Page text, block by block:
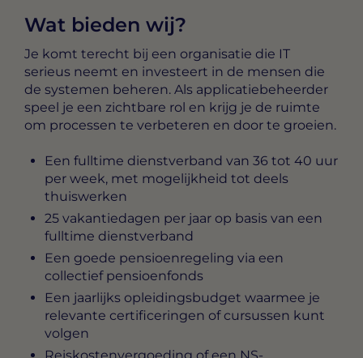
Wat bieden wij?
Je komt terecht bij een organisatie die IT
serieus neemt en investeert in de mensen die
de systemen beheren. Als applicatiebeheerder
speel je een zichtbare rol en krijg je de ruimte
om processen te verbeteren en door te groeien.
Een fulltime dienstverband van 36 tot 40 uur
per week, met mogelijkheid tot deels
thuiswerken
25 vakantiedagen per jaar op basis van een
fulltime dienstverband
Een goede pensioenregeling via een
collectief pensioenfonds
Een jaarlijks opleidingsbudget waarmee je
relevante certificeringen of cursussen kunt
volgen